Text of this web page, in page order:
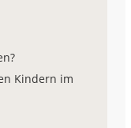
Kindern im